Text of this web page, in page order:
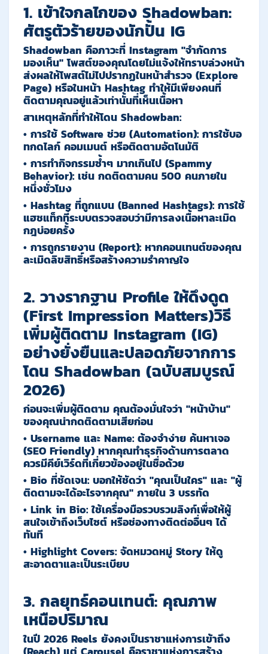
1. เข้าใจกลไกของ Shadowban:
ศัตรูตัวร้ายของนักปั้น IG
Shadowban คือภาวะที่ Instagram "จำกัดการ
มองเห็น" โพสต์ของคุณโดยไม่แจ้งให้ทราบล่วงหน้า
ส่งผลให้โพสต์ไม่ไปปรากฏในหน้าสำรวจ (Explore
Page) หรือในหน้า Hashtag ทำให้มีเพียงคนที่
ติดตามคุณอยู่แล้วเท่านั้นที่เห็นเนื้อหา
สาเหตุหลักที่ทำให้โดน Shadowban:
• การใช้ Software ช่วย (Automation): การใช้บอ
ทกดไลก์ คอมเมนต์ หรือติดตามอัตโนมัติ
• การทำกิจกรรมซ้ำๆ มากเกินไป (Spammy
Behavior): เช่น กดติดตามคน 500 คนภายใน
หนึ่งชั่วโมง
• Hashtag ที่ถูกแบน (Banned Hashtags): การใช้
แฮชแท็กที่ระบบตรวจสอบว่ามีการลงเนื้อหาละเมิด
กฎบ่อยครั้ง
• การถูกรายงาน (Report): หากคอนเทนต์ของคุณ
ละเมิดลิขสิทธิ์หรือสร้างความรำคาญใจ
2. วางรากฐาน Profile ให้ดึงดูด
(First Impression Matters)วิธี
เพิ่มผู้ติดตาม Instagram (IG)
อย่างยั่งยืนและปลอดภัยจากการ
โดน Shadowban (ฉบับสมบูรณ์
2026)
ก่อนจะเพิ่มผู้ติดตาม คุณต้องมั่นใจว่า "หน้าบ้าน"
ของคุณน่ากดติดตามเสียก่อน
• Username และ Name: ต้องจำง่าย ค้นหาเจอ
(SEO Friendly) หากคุณทำธุรกิจด้านการตลาด
ควรมีคีย์เวิร์ดที่เกี่ยวข้องอยู่ในชื่อด้วย
• Bio ที่ชัดเจน: บอกให้ชัดว่า "คุณเป็นใคร" และ "ผู้
ติดตามจะได้อะไรจากคุณ" ภายใน 3 บรรทัด
• Link in Bio:ใช้เครื่องมือรวบรวมลิงก์เพื่อให้ผู้
สนใจเข้าถึงเว็บไซต์ หรือช่องทางติดต่ออื่นๆ ได้
ทันที
• Highlight Covers: จัดหมวดหมู่ Story ให้ดู
สะอาดตาและเป็นระเบียบ
3. กลยุทธ์คอนเทนต์: คุณภาพ
เหนือปริมาณ
ในปี 2026 Reels ยังคงเป็นราชาแห่งการเข้าถึง